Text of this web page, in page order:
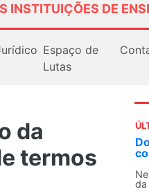
INSTITUIÇÕES DE
Espaço de
Lutas
da
termos
O